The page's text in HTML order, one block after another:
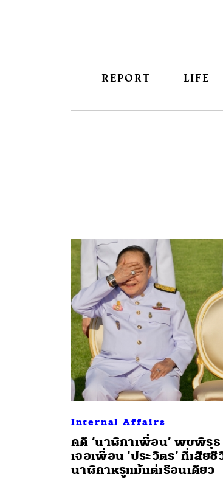
REPORT LIFE
Internal Affairs
คดี ‘นาฬิกาเพื่อน’ พบพิรุ
เจอเพื่อน ‘ประวิตร’ ที่เสียชี
นาฬิกาหรูแม้แต่เรือนเดียว